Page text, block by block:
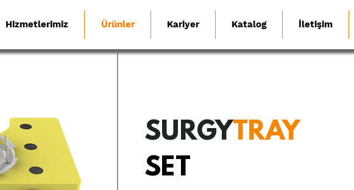
Hizmetlerimiz Ürünler Kariyer Katalog İletişim
SURGYTRAY
SET